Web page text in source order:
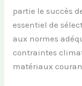
partie le succès
essentiel de
aux normes
contraintes
matériaux